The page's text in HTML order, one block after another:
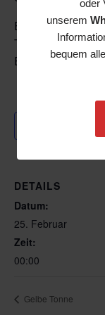
oder
unserem
bequem
EVS Kunden-
Tel.: 0681 5000-
E-Mail: service-
Zum
DETAILS
Datum:
25. Februar
Zeit:
00:00
Gelbe Tonne